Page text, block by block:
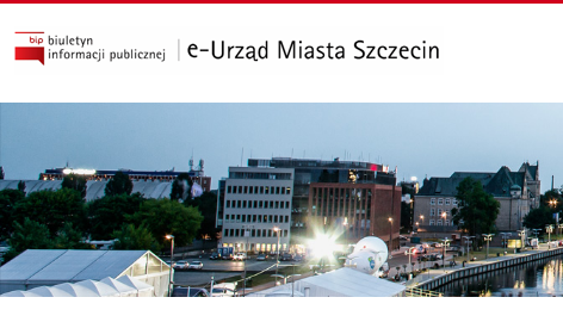
przejdź do głównego menu